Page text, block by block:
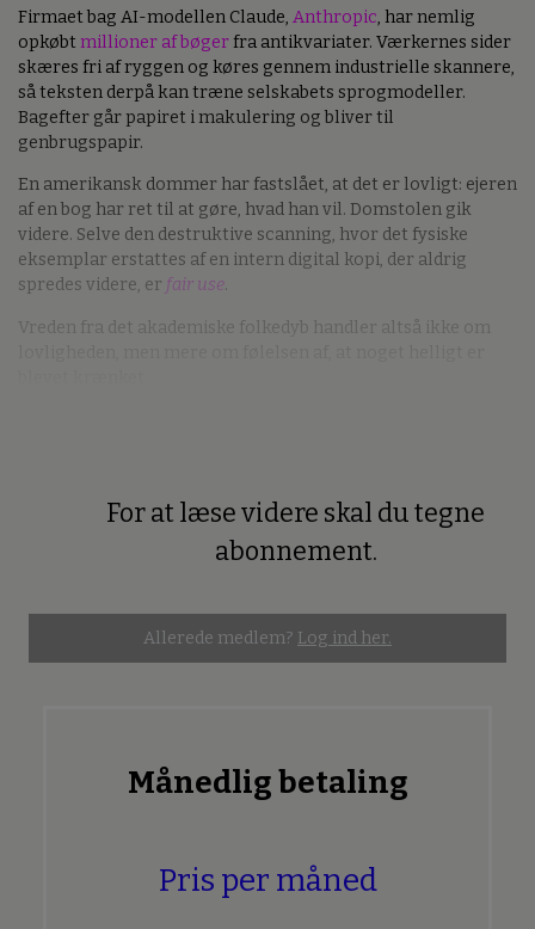
Firmaet bag AI-modellen Claude, Anthropic, har nemlig
opkøbt millioner af bøgerfra antikvariater. Værkernes sider
skæres fri af ryggen og køres gennem industrielle skannere,
så teksten derpå kan træne selskabets sprogmodeller.
Bagefter går papiret i makulering og bliver til
genbrugspapir.
En amerikansk dommer har fastslået, at det er lovligt: ejeren
af en bog har ret til at gøre, hvad han vil. Domstolen gik
videre. Selve den destruktive scanning, hvor det fysiske
eksemplar erstattes af en intern digital kopi, der aldrig
spredes videre, er fair use.
Vreden fra det akademiske folkedyb handler altså ikke om
For at læse videre skal du tegne
abonnement.
Allerede medlem? Log ind her.
Månedlig betaling
Pris per måned